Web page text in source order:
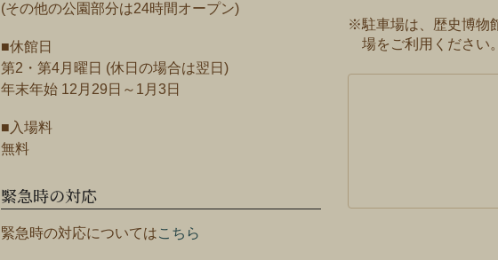
(その他の公園部分は24時間オープン)
■休館日
第2・第4月曜日 (休日の場合は翌日)
年末年始 12月29日～1月3日
■入場料
無料
緊急時の対応
緊急時の対応についてはこちら
※駐車場は、歴史博物
場をご利用ください。